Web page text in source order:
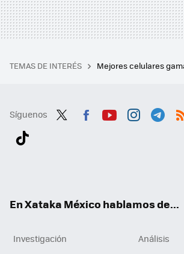
TEMAS DE INTERÉS Mejores celulares
Síguenos
En Xataka México hablamos de...
Investigación
Análisis